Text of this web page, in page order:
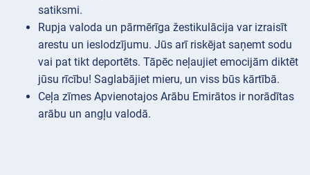
satiksmi.
Rupja valoda un pārmērīga žestikulācija var izraisīt
arestu un ieslodzījumu. Jūs arī riskējat saņemt sodu
vai pat tikt deportēts. Tāpēc neļaujiet emocijām diktēt
jūsu rīcību! Saglabājiet mieru, un viss būs kārtībā.
Ceļa zīmes Apvienotajos Arābu Emirātos ir norādītas
arābu un angļu valodā.